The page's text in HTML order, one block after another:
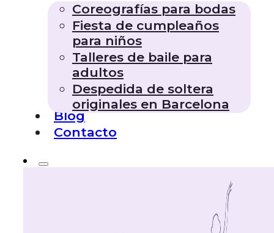
Coreografías para bodas
Fiesta de cumpleaños
para niños
Talleres de baile para
adultos
Despedida de soltera
originales en Barcelona
Blog
Contacto